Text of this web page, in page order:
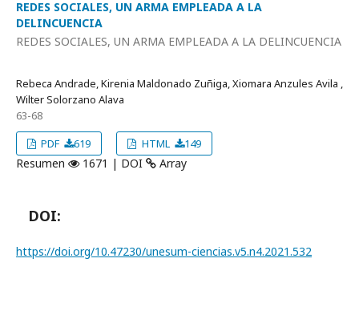
REDES SOCIALES, UN ARMA EMPLEADA A LA
DELINCUENCIA
REDES SOCIALES, UN ARMA EMPLEADA A LA DELINCUENCIA
Rebeca Andrade, Kirenia Maldonado Zuñiga, Xiomara Anzules Avila ,
Wilter Solorzano Alava
63-68
PDF
619 HTML 149
Resumen 1671 | DOI Array
DOI:
https://doi.org/10.47230/unesum-ciencias.v5.n4.2021.532